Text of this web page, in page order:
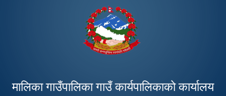
main
content
मालिका गाउँपालिका गाउँ कार्यपालिकाको कार्यालय